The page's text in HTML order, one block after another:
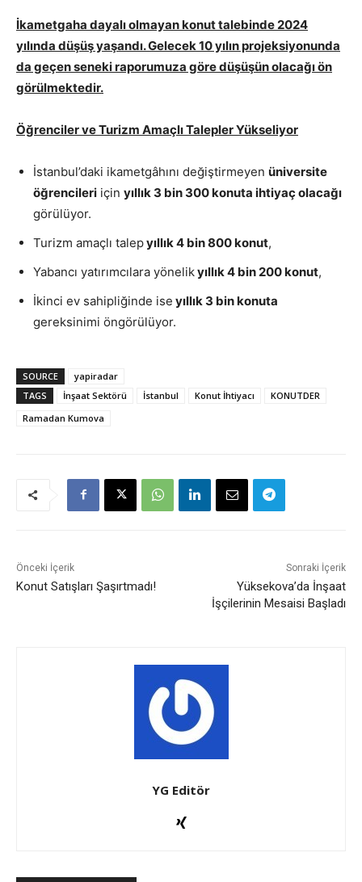
İkametgaha dayalı olmayan konut talebinde 2024
yılında düşüş yaşandı. Gelecek 10 yılın projeksiyonunda
da geçen seneki raporumuza göre düşüşün olacağı ön
görülmektedir.
Öğrenciler ve Turizm Amaçlı Talepler Yükseliyor
İstanbul’daki ikametgâhını değiştirmeyen üniversite
öğrencileri için yıllık 3 bin 300 konuta ihtiyaç olacağı
görülüyor.
Turizm amaçlı talepyıllık 4 bin 800 konut,
Yabancı yatırımcılara yönelikyıllık 4 bin 200 konut,
İkinci ev sahipliğinde ise yıllık 3 bin konuta
gereksinimi öngörülüyor.
SOURCE
yapiradar
TAGS
İnşaat Sektörü İstanbul Konut İhtiyacı
KONUTDER
Ramadan Kumova
Önceki İçerik
Konut Satışları Şaşırtmadı!
Sonraki İçerik
Yüksekova’da İnşaat
İşçilerinin Mesaisi Başladı
YG Editör